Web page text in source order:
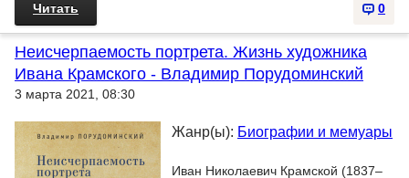
0
Читать
Неисчерпаемость портрета. Жизнь художника
Ивана Крамского - Владимир Порудоминский
3 марта 2021, 08:30
Жанр(ы): Биографии и мемуары
Иван Николаевич Крамской (1837–